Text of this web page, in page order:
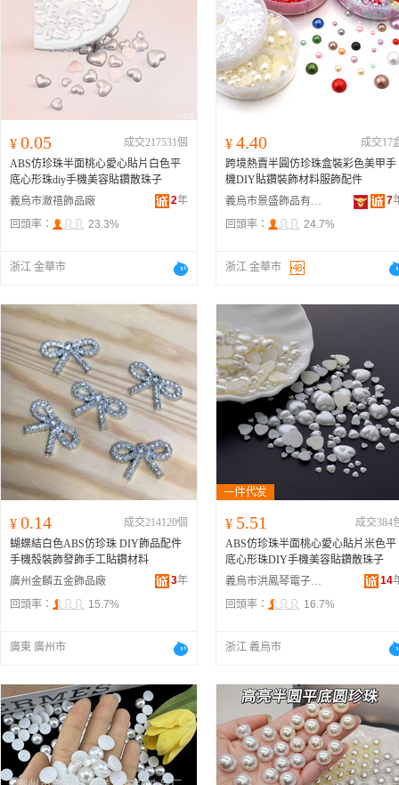
¥ 0.05
成交217531個
ABS仿珍珠半面桃心愛心貼片白色平
底心形珠diy手機美容貼鑽散珠子
義烏市瀲禧飾品廠
2年
回頭率：
23.3%
浙江 金華市
¥ 4.40
成交17
跨境熱賣半圓仿珍珠盒裝彩色美甲手
機DIY貼鑽裝飾材料服飾配件
義烏市景盛飾品有限公司
7
回頭率：
24.7%
浙江 金華市
¥ 0.14
成交214120個
蝴蝶結白色ABS仿珍珠 DIY飾品配件
手機殼裝飾發飾手工貼鑽材料
廣州金麟五金飾品廠
3年
回頭率：
15.7%
廣東 廣州市
¥ 5.51
成交384
ABS仿珍珠半面桃心愛心貼片米色平
底心形珠DIY手機美容貼鑽散珠子
義烏市洪鳳琴電子商務商行
14
回頭率：
16.7%
浙江 義烏市